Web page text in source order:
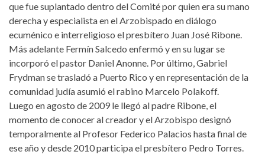
que fue suplantado dentro del Comité por quien era su mano
derecha y especialista en el Arzobispado en diálogo
ecuménico e interreligioso el presbítero Juan José Ribone.
Más adelante Fermín Salcedo enfermó y en su lugar se
incorporó el pastor Daniel Anonne. Por último, Gabriel
Frydman se trasladó a Puerto Rico y en representación de la
comunidad judía asumió el rabino Marcelo Polakoff.
Luego en agosto de 2009 le llegó al padre Ribone, el
momento de conocer al creador y el Arzobispo designó
temporalmente al Profesor Federico Palacios hasta final de
ese año y desde 2010 participa el presbítero Pedro Torres.